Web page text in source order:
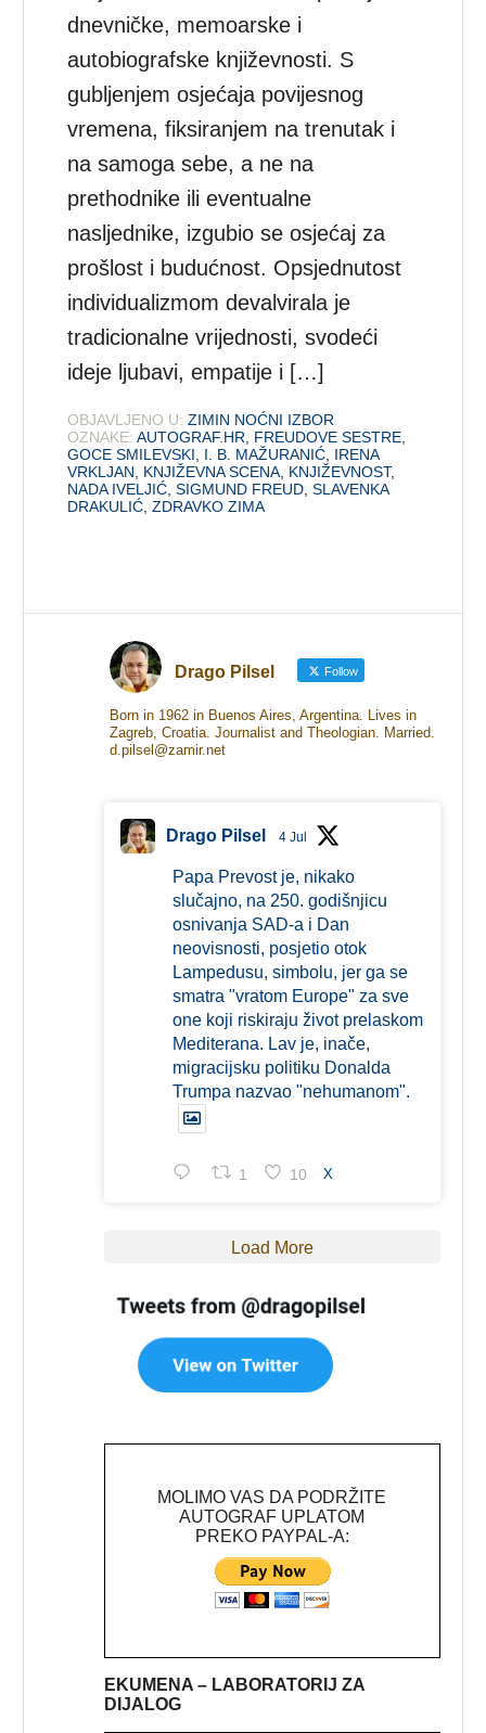
dnevničke, memoarske i
autobiografske književnosti. S
gubljenjem osjećaja povijesnog
vremena, fiksiranjem na trenutak i
na samoga sebe, a ne na
prethodnike ili eventualne
nasljednike, izgubio se osjećaj za
prošlost i budućnost. Opsjednutost
individualizmom devalvirala je
tradicionalne vrijednosti, svodeći
ideje ljubavi, empatije i […]
OBJAVLJENO U: ZIMIN NOĆNI IZBOR
OZNAKE: AUTOGRAF.HR FREUDOVE SESTRE
GOCE SMILEVSKI
I. B. MAŽURANIĆ IRENA
VRKLJAN
KNJIŽEVNA SCENA KNJIŽEVNOST,
NADA IVELJIĆ ,SIGMUND FREUD ,SLAVENKA
DRAKULIĆ ,ZDRAVKO ZIMA
Drago Pilsel Follow
Born in 1962 in Buenos Aires, Argentina. Lives in
Zagreb, Croatia. Journalist and Theologian. Married.
d.pilsel@zamir.net
Drago Pilsel 4 Jul
Papa Prevost je, nikako
slučajno, na 250. godišnjicu
osnivanja SAD-a i Dan
neovisnosti, posjetio otok
Lampedusu, simbolu, jer ga se
smatra "vratom Europe" za sve
one koji riskiraju život prelaskom
Mediterana. Lav je, inače,
migracijsku politiku Donalda
Trumpa nazvao "nehumanom".
1 10 X
Load More
MOLIMO VAS DA PODRŽITE
AUTOGRAF UPLATOM
PREKO PAYPAL-A:
EKUMENA – LABORATORIJ ZA
DIJALOG